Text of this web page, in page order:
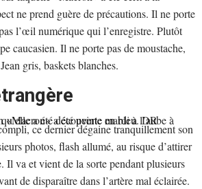
ne prend guère de précautions. Il ne porte
l’œil numérique qui l’enregistre. Plutôt
caucasien. Il ne porte pas de moustache,
gris, baskets blanches.
à l’aube à Montreuil. L’inscription «Macron» a été peinte en bleu.DR
ce dernier dégaine tranquillement son
photos, flash allumé, au risque d’attirer
Il va et vient de la sorte pendant plusieurs
de disparaître dans l’artère mal éclairée.